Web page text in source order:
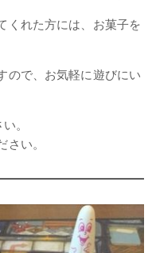
くれた方には、お菓子を
ので、お気軽に遊びにい
。
い。